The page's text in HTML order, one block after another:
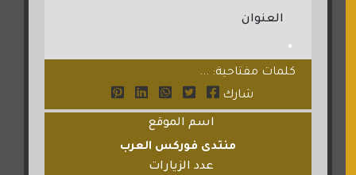
العنوان
كلمات مفتاحية: ...
شارك
اسم الموقع
منتدى فوركس العرب
عدد الزيارات